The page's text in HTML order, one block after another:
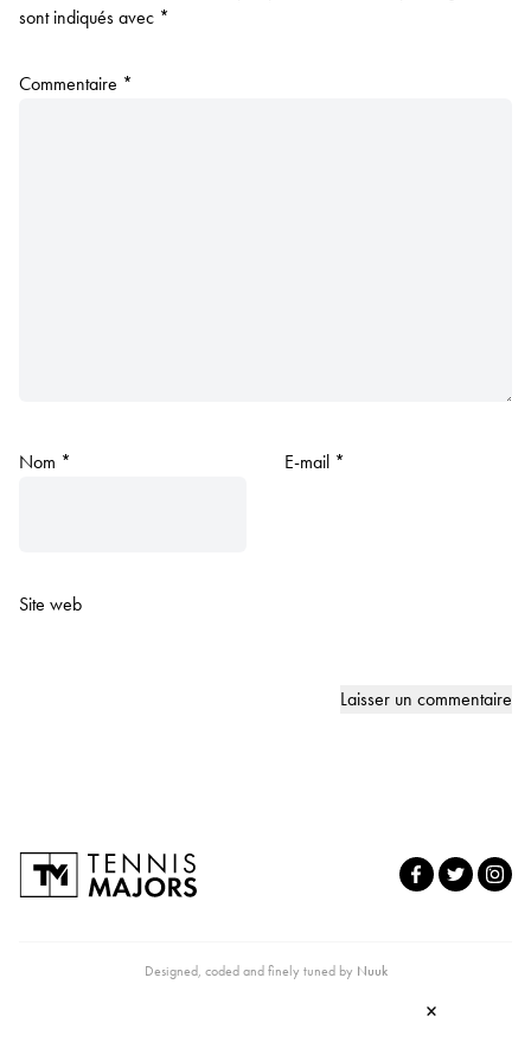
sont indiqués avec *
Commentaire *
Nom * E-mail *
Site web
Designed, coded and finely tuned by Nuuk
×